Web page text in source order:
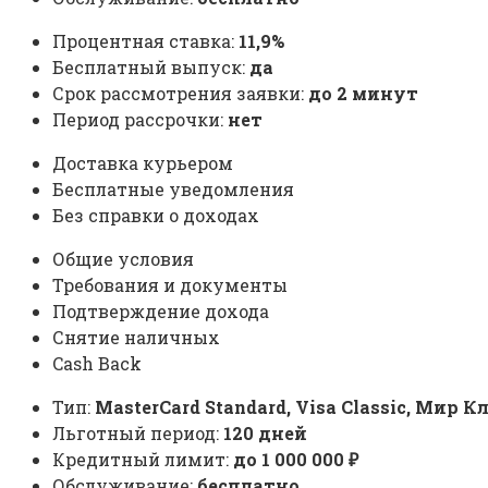
Процентная ставка: 11,9%
Бесплатный выпуск: да
Срок рассмотрения заявки: до 2 минут
Период рассрочки: нет
Доставка курьером
Бесплатные уведомления
Без справки о доходах
Общие условия
Требования и документы
Подтверждение дохода
Снятие наличных
Cash Back
Тип: MasterСard Standard, Visa Classic, Мир
Льготный период: 120 дней
Кредитный лимит: до 1 000 000 ₽